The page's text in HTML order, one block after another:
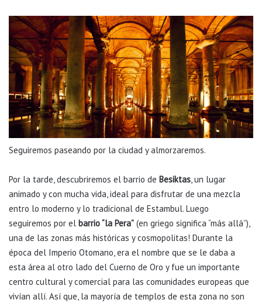
Seguiremos paseando por la ciudad y almorzaremos.
Por la tarde, descubriremos el barrio de Besiktas, un lugar
animado y con mucha vida, ideal para disfrutar de una mezcla
entro lo moderno y lo tradicional de Estambul. Luego
seguiremos por el barrio “la Pera” (en griego significa “más allá”),
una de las zonas más históricas y cosmopolitas! Durante la
época del Imperio Otomano, era el nombre que se le daba a
esta área al otro lado del Cuerno de Oro y fue un importante
centro cultural y comercial para las comunidades europeas que
vivían allí. Así que, la mayoría de templos de esta zona no son